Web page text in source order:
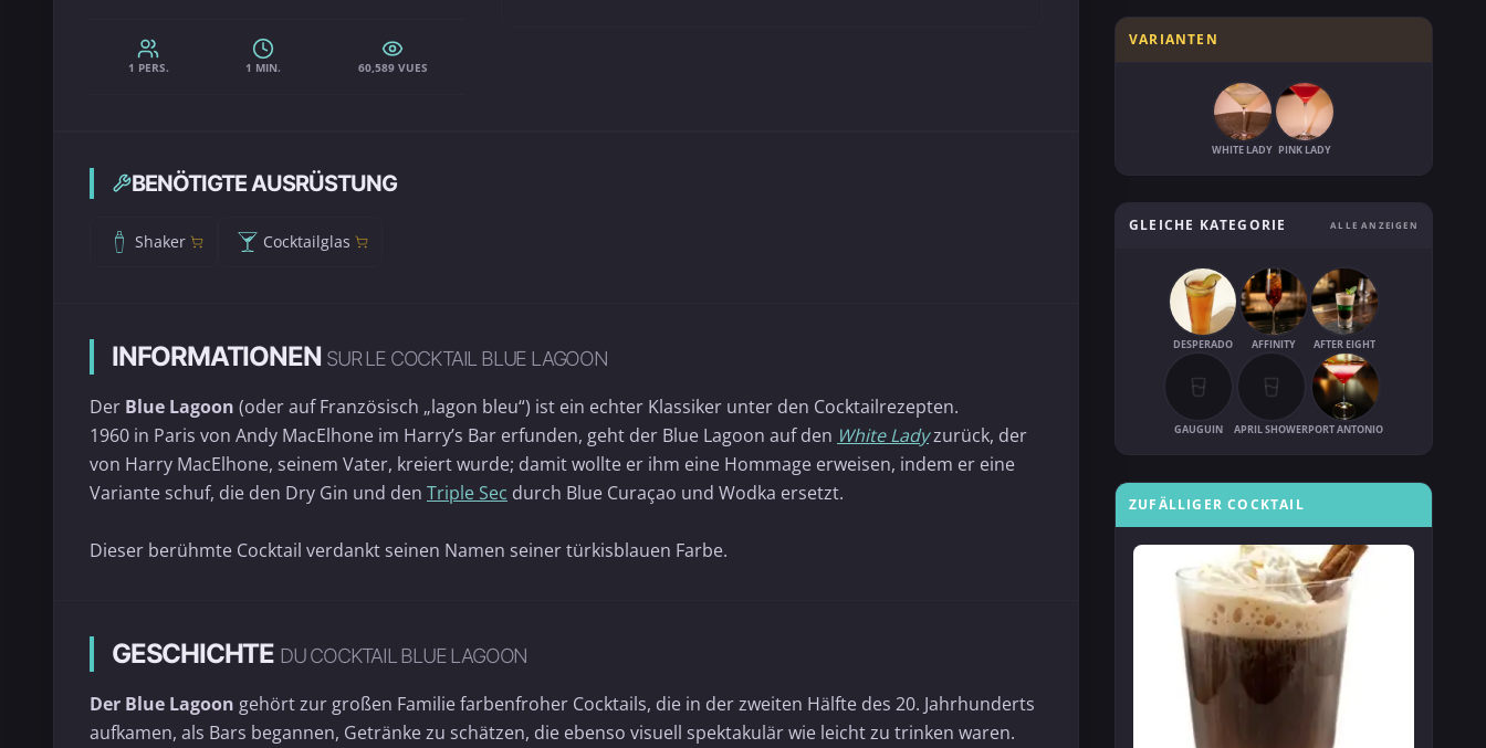
1 PERS. 1 MIN. 60,589 VUES
BENÖTIGTE AUSRÜSTUNG
Shaker Cocktailglas
INFORMATIONEN SUR LE COCKTAIL BLUE LAGOON
Der Blue Lagoon (oder auf Französisch „lagon bleu“) ist ein echter Klassiker unter den Cocktailrezepten.
1960 in Paris von Andy MacElhone im Harry’s Bar erfunden, geht der Blue Lagoon auf den White Ladyzurück, der
von Harry MacElhone, seinem Vater, kreiert wurde; damit wollte er ihm eine Hommage erweisen, indem er eine
Variante schuf, die den Dry Gin und den Triple Sec durch Blue Curaçao und Wodka ersetzt.
Dieser berühmte Cocktail verdankt seinen Namen seiner türkisblauen Farbe.
GESCHICHTE DU COCKTAIL BLUE LAGOON
Der Blue Lagoon gehört zur großen Familie farbenfroher Cocktails, die in der zweiten Hälfte des 20. Jahrhunderts
aufkamen, als Bars begannen, Getränke zu schätzen, die ebenso visuell spektakulär wie leicht zu trinken waren.
VARIANTEN
WHITE LADY PINK LADY
GLEICHE KATEGORIE ALLE ANZEIGEN
DESPERADO AFFINITY AFTER EIGHT
GAUGUIN APRIL SHOWERPORT ANTONIO
ZUFÄLLIGER COCKTAIL